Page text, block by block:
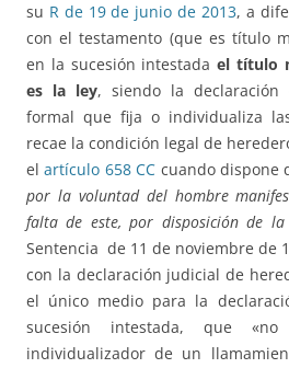
su R de 19 de junio de 2013, a
con el testamento (que es título
en la sucesión intestadael título
es la ley, siendo la
formal que fija o individualiza
recae la condición legal de
elartículo 658 CC cuando dispone
por la voluntad del hombre
falta de este, por disposición de la
Sentencia de 11 de noviembre de
con la declaración judicial de
el único medio para la
sucesión intestada, que
individualizador de un